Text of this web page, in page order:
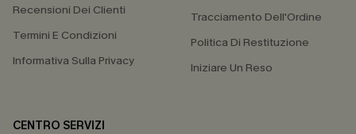
Recensioni Dei Clienti
Termini E Condizioni
Informativa Sulla Privacy
Tracciamento Dell'Ordine
Politica Di Restituzione
Iniziare Un Reso
CENTRO SERVIZI